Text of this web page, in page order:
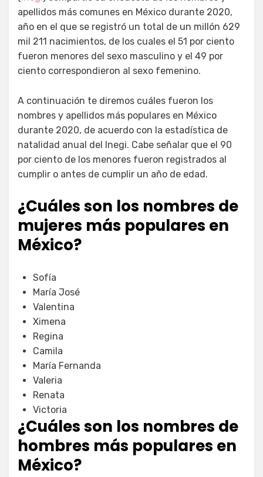
apellidos más comunes en México durante 2020,
año en el que se registró un total de un millón 629
mil 211 nacimientos, de los cuales el 51 por ciento
fueron menores del sexo masculino y el 49 por
ciento correspondieron al sexo femenino.
A continuación te diremos cuáles fueron los
nombres y apellidos más populares en México
durante 2020, de acuerdo con la estadística de
natalidad anual del Inegi. Cabe señalar que el 90
por ciento de los menores fueron registrados al
cumplir o antes de cumplir un año de edad.
¿Cuáles son los nombres de
mujeres más populares en
México?
Sofía
María José
Valentina
Ximena
Regina
Camila
María Fernanda
Valeria
Renata
Victoria
¿Cuáles son los nombres de
hombres más populares en
México?